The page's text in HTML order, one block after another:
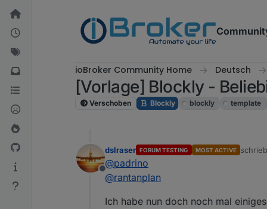
Weiter zum Inhalt
ioBroker Community Home Deutsch
[Vorlage] Blockly -
Verschoben Blockly blockly template
Offline
dslraser FORUM TESTING MOST ACTIVE
zuletzt
@padrino
@rantanplan
Ich habe nun doch noch mal